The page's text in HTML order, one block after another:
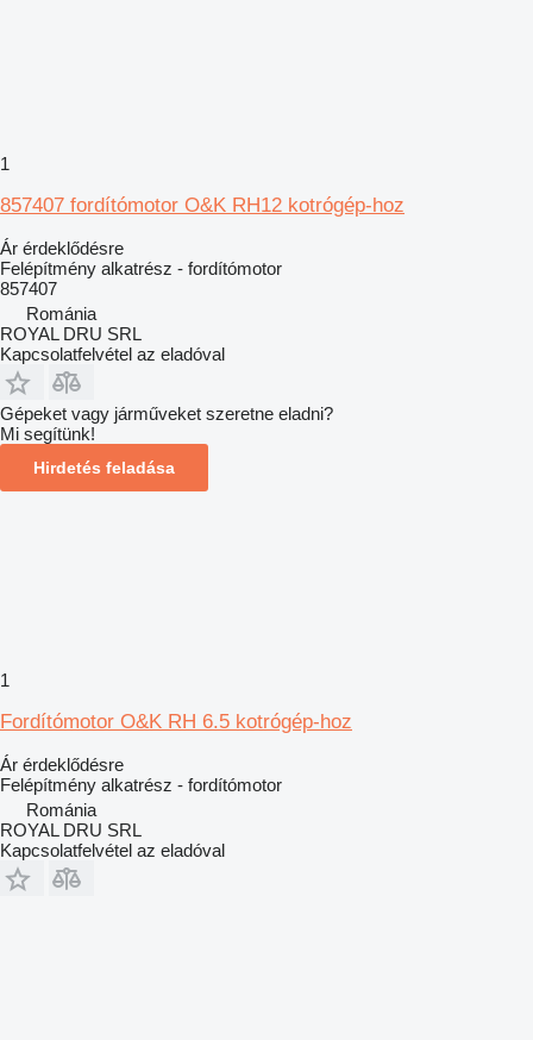
1
857407 fordítómotor O&K RH12 kotrógép-hoz
Ár érdeklődésre
Felépítmény alkatrész - fordítómotor
857407
Románia
ROYAL DRU SRL
Kapcsolatfelvétel az eladóval
Gépeket vagy járműveket szeretne eladni?
Mi segítünk!
Hirdetés feladása
1
Fordítómotor O&K RH 6.5 kotrógép-hoz
Ár érdeklődésre
Felépítmény alkatrész - fordítómotor
Románia
ROYAL DRU SRL
Kapcsolatfelvétel az eladóval